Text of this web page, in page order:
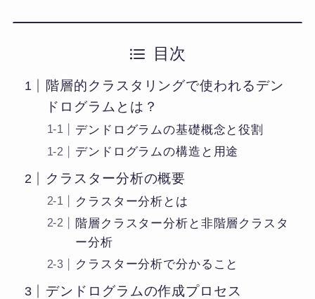
目次
階層的クラスタリングで使われるデン
ドログラムとは？
デンドログラムの基礎概念と役割
デンドログラムの構造と用途
クラスター分析の概要
クラスター分析とは
階層クラスター分析と非階層クラスタ
ー分析
クラスター分析で分かること
デンドログラムの作成プロセス